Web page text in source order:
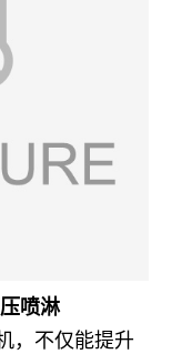
喷淋
，不仅能提升